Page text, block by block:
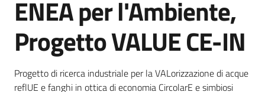
Opportunità
ENEA per l'Ambiente,
Progetto VALUE CE-IN
Progetto di ricerca industriale per la VALorizzazione di acque
reflUE e fanghi in ottica di economia CircolarE e simbiosi